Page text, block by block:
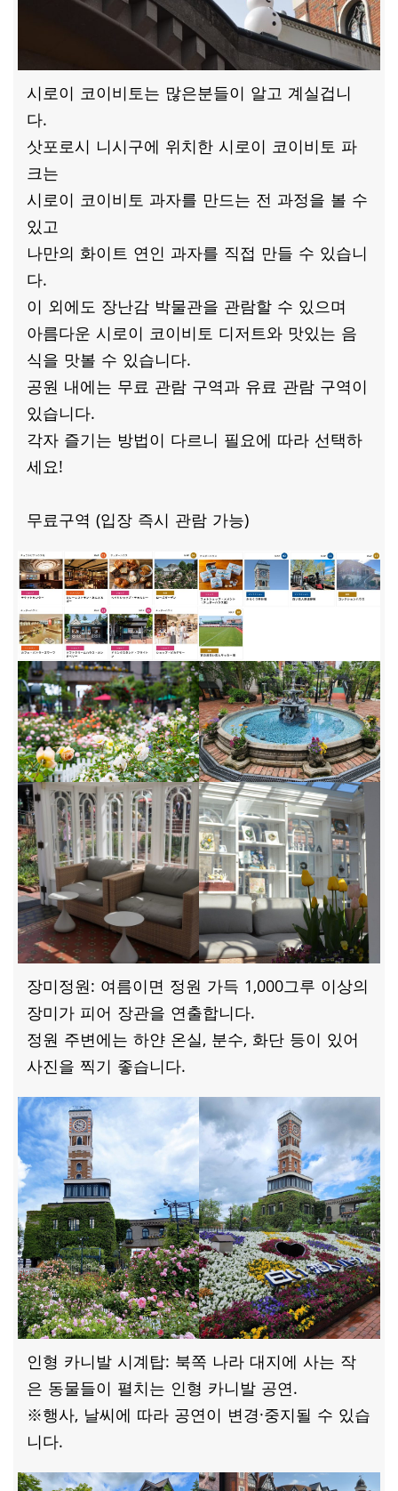
시로이 코이비토는 많은분들이 알고 계실겁니
다.
삿포로시 니시구에 위치한 시로이 코이비토 파
크는
시로이 코이비토 과자를 만드는 전 과정을 볼 수
있고
나만의 화이트 연인 과자를 직접 만들 수 있습니
다.
이 외에도 장난감 박물관을 관람할 수 있으며
아름다운 시로이 코이비토 디저트와 맛있는 음
식을 맛볼 수 있습니다.
공원 내에는 무료 관람 구역과 유료 관람 구역이
있습니다.
각자 즐기는 방법이 다르니 필요에 따라 선택하
세요!
무료구역 (입장 즉시 관람 가능)
장미정원: 여름이면 정원 가득 1,000그루 이상의
장미가 피어 장관을 연출합니다.
정원 주변에는 하얀 온실, 분수, 화단 등이 있어
사진을 찍기 좋습니다.
인형 카니발 시계탑: 북쪽 나라 대지에 사는 작
은 동물들이 펼치는 인형 카니발 공연.
※행사, 날씨에 따라 공연이 변경·중지될 수 있습
니다.